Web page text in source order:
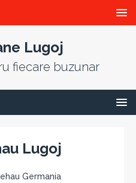
Lugoj
fiecare buzunar
Lugoj
Germania